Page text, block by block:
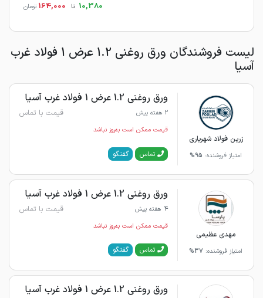
10,380 تا 164,000 تومان
لیست فروشندگان ورق روغنی 1.2 عرض 1 فولاد غرب
آسیا
زرین فولاد شهریاری
امتیاز فروشنده: 95%
ورق روغنی 1.2 عرض 1 فولاد غرب آسیا
2 هفته پیش قیمت با تماس
قیمت ممکن است به‌روز نباشد
تماس گفتگو
مهدی عظیمی
امتیاز فروشنده: 37%
ورق روغنی 1.2 عرض 1 فولاد غرب آسیا
4 هفته پیش قیمت با تماس
قیمت ممکن است به‌روز نباشد
تماس گفتگو
ورق روغنی 1.2 عرض 1 فولاد غرب آسیا